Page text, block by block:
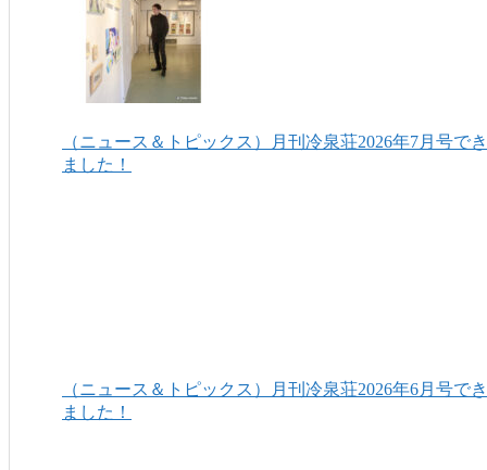
（ニュース＆トピックス）月刊冷泉荘2026年7月号でき
ました！
（ニュース＆トピックス）月刊冷泉荘2026年6月号でき
ました！